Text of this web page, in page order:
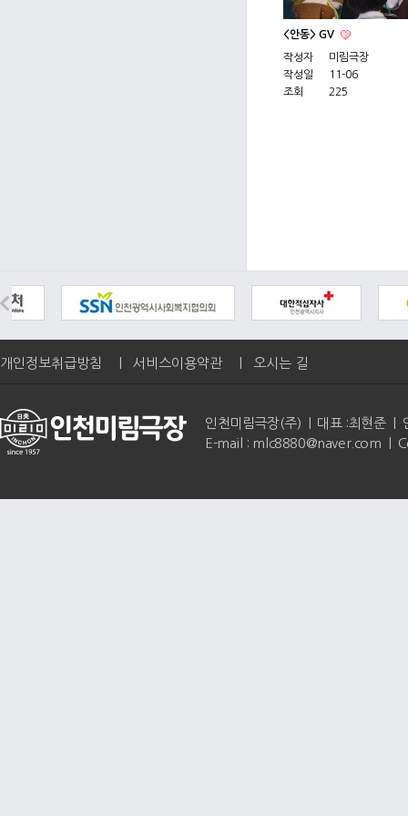
<안동> GV
작성자
미림극장
작성일
11-06
조회
225
개인정보취급방침 서비스이용약관 오시는 길
인천미림극장(주) | 대표 :최현준 |
E-mail : mlc8880@naver.com |